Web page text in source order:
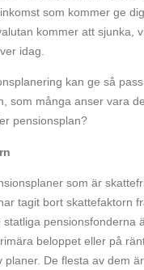
som kommer ge
kommer att sjunka,
idag.
kan ge så
som många anser vara
pensionsplan?
som är
tagit bort skattefaktorn
statliga pensionsfonderna
beloppet eller på
planer. De flesta av dem